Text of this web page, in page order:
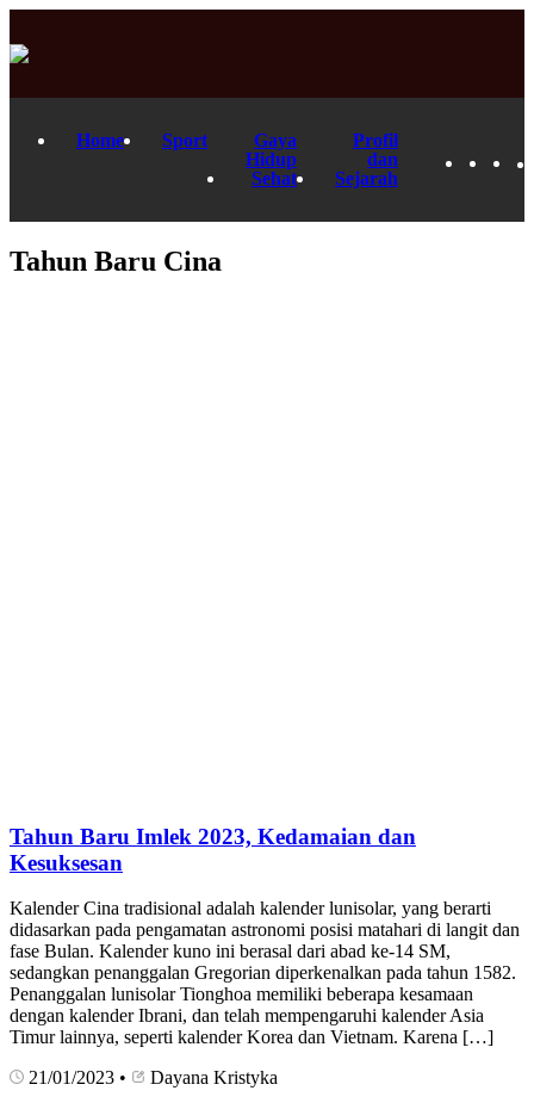
Home Sport
Gaya
Hidup
Sehat
Profil
dan
Sejarah
Tahun Baru Cina
Tahun Baru Imlek 2023, Kedamaian dan
Kesuksesan
Kalender Cina tradisional adalah kalender lunisolar, yang berarti
didasarkan pada pengamatan astronomi posisi matahari di langit dan
fase Bulan. Kalender kuno ini berasal dari abad ke-14 SM,
sedangkan penanggalan Gregorian diperkenalkan pada tahun 1582.
Penanggalan lunisolar Tionghoa memiliki beberapa kesamaan
dengan kalender Ibrani, dan telah mempengaruhi kalender Asia
Timur lainnya, seperti kalender Korea dan Vietnam. Karena […]
21/01/2023 • Dayana Kristyka